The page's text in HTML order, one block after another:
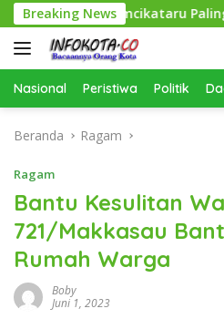
Langsung
ke
konten
Breaking News
Perkimcikataru Paling
Nasional Peristiwa Politik
Beranda Ragam
Ragam
Bantu Kesulitan
721/Makkasau
Rumah Warga
Boby
Juni 1, 2023